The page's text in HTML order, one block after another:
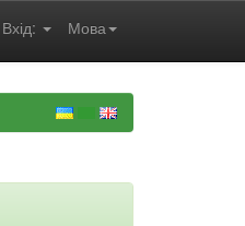
Мова
Вхід: